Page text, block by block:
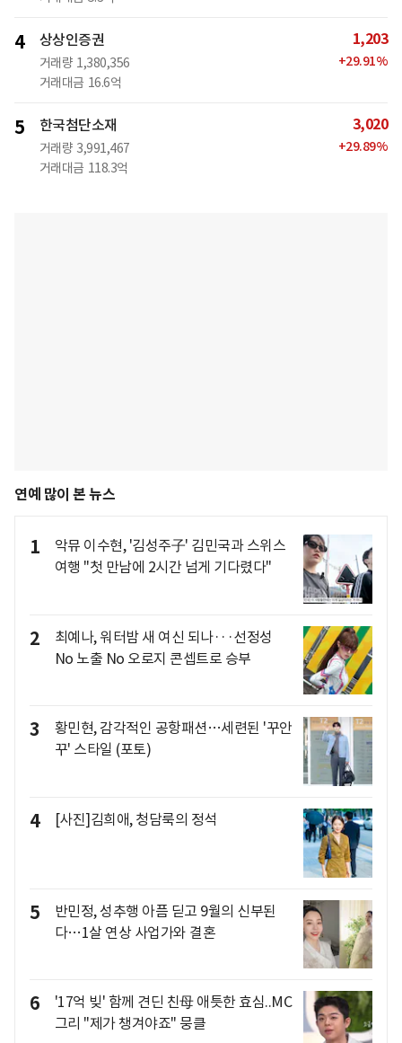
4 상상인증권
거래량 1,380,356
거래대금 16.6억
1,203
+29.91%
5 한국첨단소재
거래량 3,991,467
거래대금 118.3억
3,020
+29.89%
연예 많이 본 뉴스
1
악뮤 이수현, '김성주子' 김민국과 스위스
여행 "첫 만남에 2시간 넘게 기다렸다"
2
최예나, 워터밤 새 여신 되나···선정성
No 노출 No 오로지 콘셉트로 승부
3
황민현, 감각적인 공항패션…세련된 '꾸안
꾸' 스타일 (포토)
4 [사진]김희애, 청담룩의 정석
5
반민정, 성추행 아픔 딛고 9월의 신부된
다…1살 연상 사업가와 결혼
6
'17억 빚' 함께 견딘 친母 애틋한 효심..MC
그리 "제가 챙겨야죠" 뭉클